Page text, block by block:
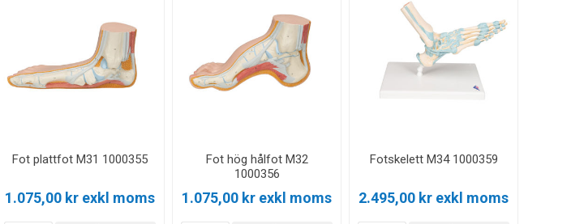
Fot plattfot M31 1000355
1.075,00 kr exkl moms
Fot hög hålfot M32
1000356
1.075,00 kr exkl moms
Fotskelett M34 1000359
2.495,00 kr exkl moms